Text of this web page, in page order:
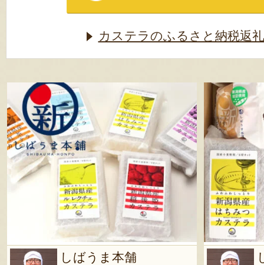
カステラのふるさと納税返
しばうま本舗